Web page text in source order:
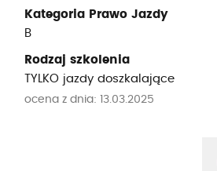
Kategoria Prawo Jazdy
B
Rodzaj szkolenia
TYLKO jazdy doszkalające
ocena z dnia: 13.03.2025